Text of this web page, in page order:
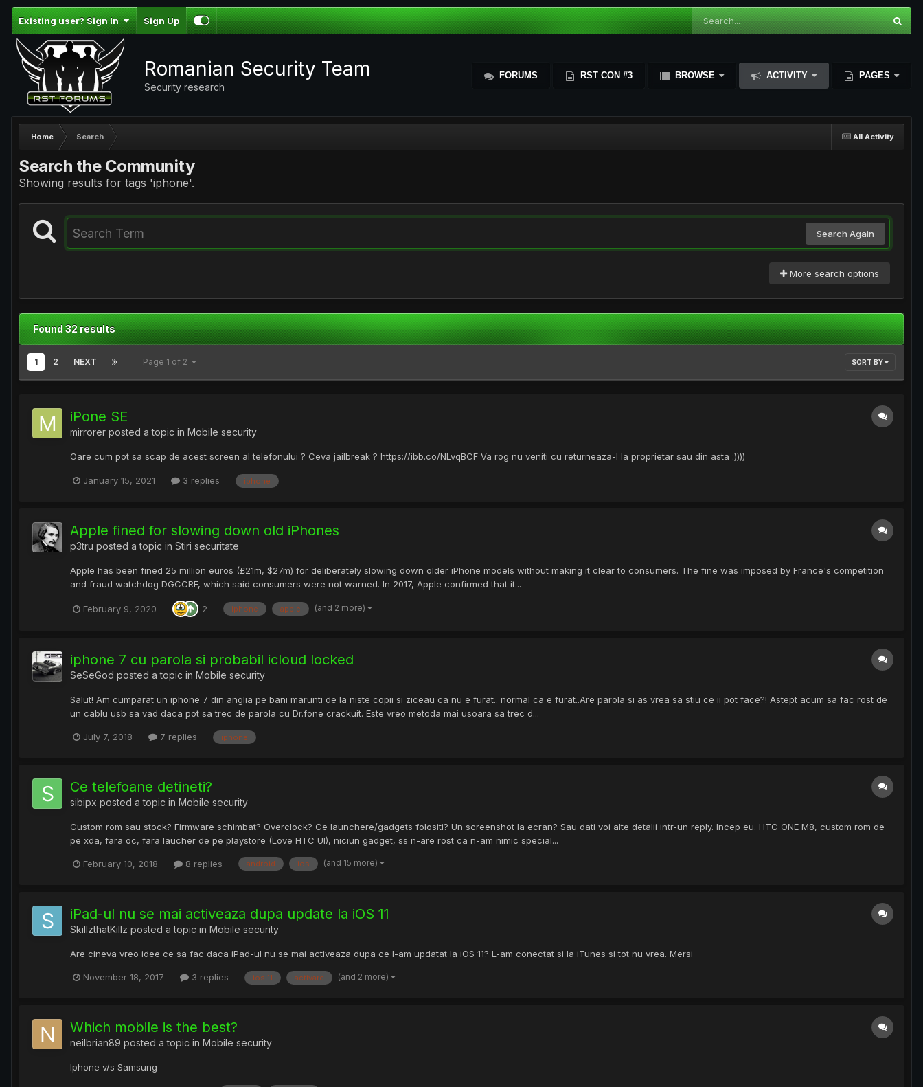
Existing user? Sign In Sign Up
Romanian Security Team
Security research
FORUMS RST CON #3 BROWSE ACTIVITY PAGES
All Activity
Home Search
Search the Community
Showing results for tags 'iphone'.
Search Again
More search options
Found 32 results
1 2 NEXT Page 1 of 2 SORT BY
iPone SE
mirrorer posted a topic in Mobile security
Oare cum pot sa scap de acest screen al telefonului ? Ceva jailbreak ? https://ibb.co/NLvqBCF Va rog nu veniti cu returneaza-l la proprietar sau din asta :))))
January 15, 2021 3 replies iphone
Apple fined for slowing down old iPhones
p3tru posted a topic in Stiri securitate
Apple has been fined 25 million euros (£21m, $27m) for deliberately slowing down older iPhone models without making it clear to consumers. The fine was imposed by France's competition
and fraud watchdog DGCCRF, which said consumers were not warned. In 2017, Apple confirmed that it...
February 9, 2020 2 iphone apple (and 2 more)
iphone 7 cu parola si probabil icloud locked
SeSeGod posted a topic in Mobile security
Salut! Am cumparat un iphone 7 din anglia pe bani marunti de la niste copii si ziceau ca nu e furat.. normal ca e furat..Are parola si as vrea sa stiu ce ii pot face?! Astept acum sa fac rost de
un cablu usb sa vad daca pot sa trec de parola cu Dr.fone crackuit. Este vreo metoda mai usoara sa trec d...
July 7, 2018 7 replies iphone
Ce telefoane detineti?
sibipx posted a topic in Mobile security
Custom rom sau stock? Firmware schimbat? Overclock? Ce launchere/gadgets folositi? Un screenshot la ecran? Sau dati voi alte detalii intr-un reply. Incep eu. HTC ONE M8, custom rom de
pe xda, fara oc, fara laucher de pe playstore (Love HTC UI), niciun gadget, ss n-are rost ca n-am nimic special...
February 10, 2018 8 replies android ios (and 15 more)
iPad-ul nu se mai activeaza dupa update la iOS 11
SkillzthatKillz posted a topic in Mobile security
Are cineva vreo idee ce sa fac daca iPad-ul nu se mai activeaza dupa ce l-am updatat la iOS 11? L-am conectat si la iTunes si tot nu vrea. Mersi
November 18, 2017 3 replies ios 11 activare (and 2 more)
Which mobile is the best?
neilbrian89 posted a topic in Mobile security
Iphone v/s Samsung